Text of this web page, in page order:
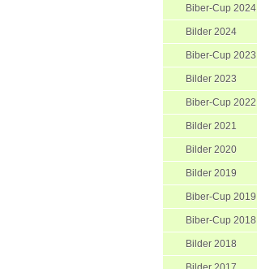
Biber-Cup 2024
Bilder 2024
Biber-Cup 2023
Bilder 2023
Biber-Cup 2022
Bilder 2021
Bilder 2020
Bilder 2019
Biber-Cup 2019
Biber-Cup 2018
Bilder 2018